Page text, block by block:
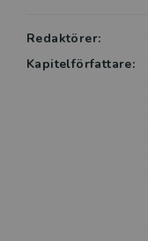
Redaktörer:
Kapitelförfattare: